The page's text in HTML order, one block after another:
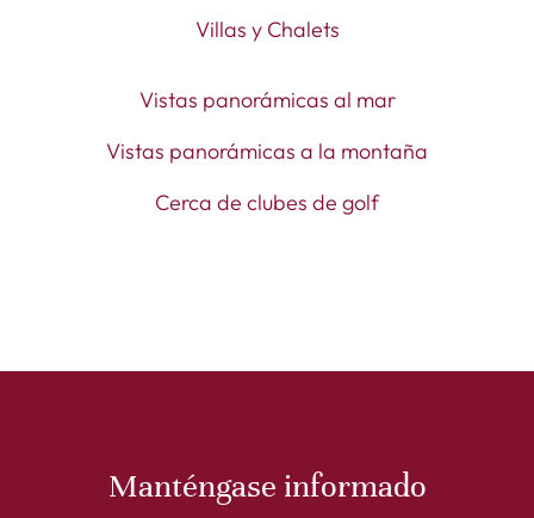
Villas y Chalets
Vistas panorámicas al mar
Vistas panorámicas a la montaña
Cerca de clubes de golf
Manténgase informado